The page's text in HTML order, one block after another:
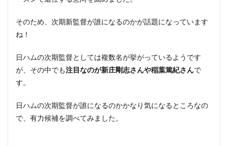
そのため、次期新監督が誰になるのかが話題になっています
ね！
日ハムの次期監督としては複数名が挙がっているようです
が、その中でも注目なのが新庄剛志さんや稲葉篤紀さんで
す。
日ハムの次期監督が誰になるのかかなり気になるところなの
で、有力候補を調べてみました。